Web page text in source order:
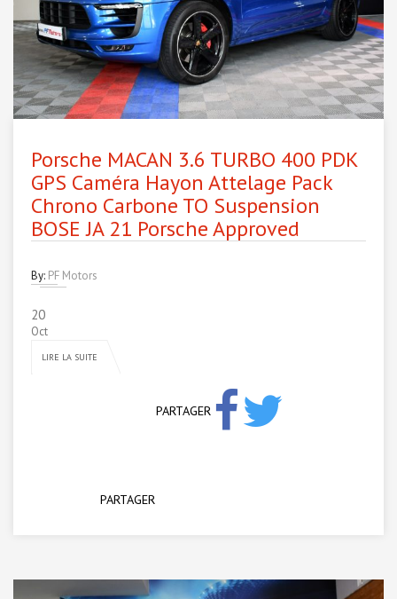
Porsche MACAN 3.6 TURBO 400 PDK
GPS Caméra Hayon Attelage Pack
Chrono Carbone TO Suspension
BOSE JA 21 Porsche Approved
By: PF Motors
20
Oct
LIRE LA SUITE
PARTAGER
PARTAGER